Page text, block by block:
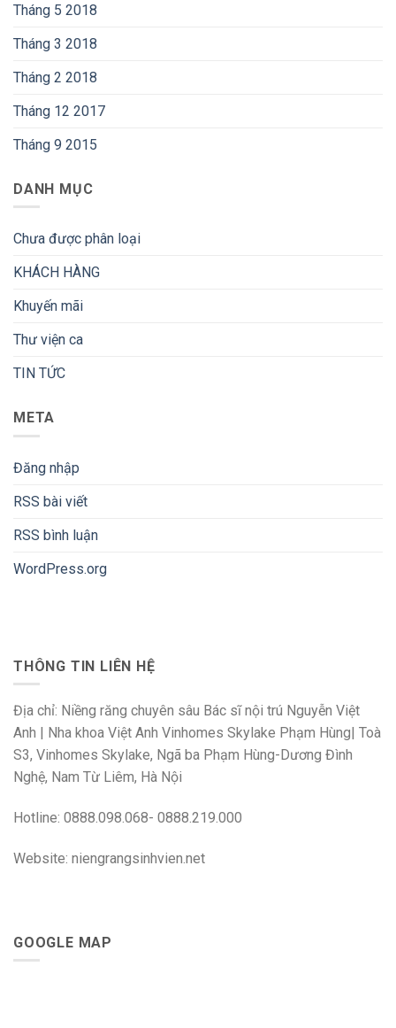
Tháng 5 2018
Tháng 3 2018
Tháng 2 2018
Tháng 12 2017
Tháng 9 2015
DANH MỤC
Chưa được phân loại
KHÁCH HÀNG
Khuyến mãi
Thư viện ca
TIN TỨC
META
Đăng nhập
RSS bài viết
RSS bình luận
WordPress.org
THÔNG TIN LIÊN HỆ
Địa chỉ: Niềng răng chuyên sâu Bác sĩ nội trú Nguyễn Việt
Anh | Nha khoa Việt Anh Vinhomes Skylake Phạm Hùng| Toà
S3, Vinhomes Skylake, Ngã ba Phạm Hùng-Dương Đình
Nghệ, Nam Từ Liêm, Hà Nội
Hotline: 0888.098.068- 0888.219.000
Website: niengrangsinhvien.net
GOOGLE MAP